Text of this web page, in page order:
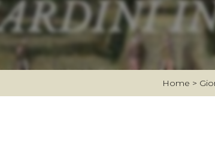
Home >